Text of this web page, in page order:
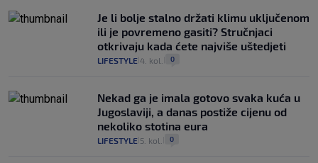
Je li bolje stalno držati klimu uključenom
ili je povremeno gasiti? Stručnjaci
otkrivaju kada ćete najviše uštedjeti
LIFESTYLE 4. kol. 0
Nekad ga je imala gotovo svaka kuća u
Jugoslaviji, a danas postiže cijenu od
nekoliko stotina eura
LIFESTYLE 5. kol. 0